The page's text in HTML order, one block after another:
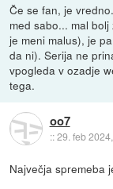
Če se fan, je
med sabo... mal
je meni malus), je
da ni). Serija ne
vpogleda v ozadje
tega.
oo7
::29. feb
Največja spremeba